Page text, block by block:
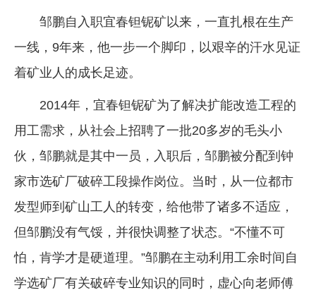
邹鹏自入职宜春钽铌矿以来，一直扎根在生产
一线，9年来，他一步一个脚印，以艰辛的汗水见证
着矿业人的成长足迹。
2014年，宜春钽铌矿为了解决扩能改造工程的
用工需求，从社会上招聘了一批20多岁的毛头小
伙，邹鹏就是其中一员，入职后，邹鹏被分配到钟
家市选矿厂破碎工段操作岗位。当时，从一位都市
发型师到矿山工人的转变，给他带了诸多不适应，
但邹鹏没有气馁，并很快调整了状态。“不懂不可
怕，肯学才是硬道理。”邹鹏在主动利用工余时间自
学选矿厂有关破碎专业知识的同时，虚心向老师傅